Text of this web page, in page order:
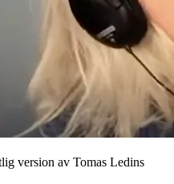
version av Tomas Ledins